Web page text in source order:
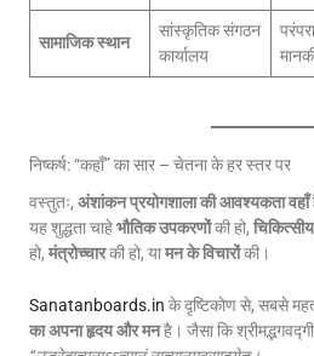
सामाजिक स्थान
सांस्कृतिक संगठन
कार्यालय
निष्कर्ष: “कहाँ” का सार – चेतना के हर स्तर पर
वस्तुतः, अंशांकन प्रयोगशाला की आवश्यकता वहाँ
यह शुद्धता चाहेभौतिक उपकरणोंकी हो,
हो, मंत्रोच्चारकी हो, यामन के विचारोंकी।
Sanatanboards.in के दृष्टिकोण से, सबसे
का अपना हृदय और मनहै। जैसा कि